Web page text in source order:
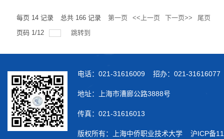
每页 14 记录 总共 166 记录 第一页 <<上一页 下一页>>
尾页
页码 1/12 跳转到
电话：021-31616009 招办：021-31616077
地址：上海市漕廊公路3888号
传真：021-31616013
版权所有：上海中侨职业技术大学 沪ICP备